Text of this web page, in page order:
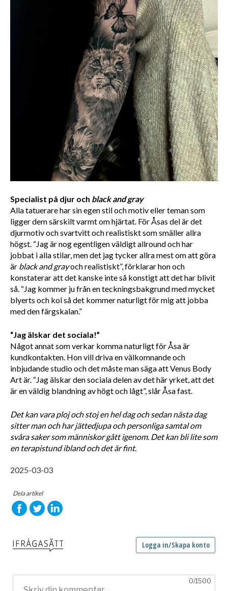
Specialist på djur och black and gray
Alla tatuerare har sin egen stil och motiv eller teman som
ligger dem särskilt varmt om hjärtat. För Åsas del är det
djurmotiv och svartvitt och realistiskt som smäller allra
högst. “Jag är nog egentligen väldigt allround och har
jobbat i alla stilar, men det jag tycker allra mest om att göra
är black and gray och realistiskt”, förklarar hon och
konstaterar att det kanske inte så konstigt att det har blivit
så. “Jag kommer ju från en teckningsbakgrund med mycket
blyerts och kol så det kommer naturligt för mig att jobba
med den färgskalan.”
“Jag älskar det sociala!”
Något annat som verkar komma naturligt för Åsa är
kundkontakten. Hon vill driva en välkomnande och
inbjudande studio och det måste man säga att Venus Body
Art är. “Jag älskar den sociala delen av det här yrket, att det
är en väldig blandning av högt och lågt”, slår Åsa fast.
Det kan vara ploj och stoj en hel dag och sedan nästa dag
sitter man och har jättedjupa och personliga samtal om
svåra saker som människor gått igenom. Det kan bli lite som
en terapistund ibland och det är fint.
2025-03-03
Dela artikel